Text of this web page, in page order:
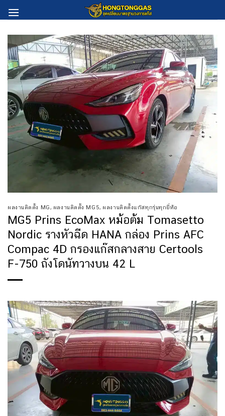
to
ผลงานติดตั้ง MG , ผลงานติดตั้ง MG5, ผลงานติดตั้งแก๊สทุกรุ่นทุกยี่ห้อ
MG5 Prins EcoMax หม้อต้ม Tomasetto
Nordic รางหัวฉีด HANA กล่อง Prins AFC
Compac 4D กรองแก๊สกลางสาย Certools
F-750 ถังโดนัทวางบน 42 L